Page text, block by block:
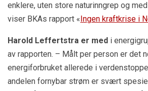
enklere, uten store naturinngrep og
viser BKAs rapport « Ingen kraftkrise i
Harold Leffertstra er med i
av rapporten. – Målt per person er det
energiforbruket allerede i
andelen fornybar strøm er svært